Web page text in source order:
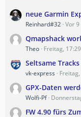
neue Garmin
Reinhard#32 Vor
Qmapshack
Theo Freitag, 17:29
Seltsame
vk-express Freitag,
GPX-Daten
Wolfi-Pf
FW 4.90 fürs